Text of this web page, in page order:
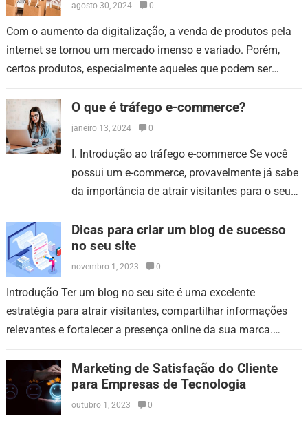
agosto 30, 2024 0
Com o aumento da digitalização, a venda de produtos pela
internet se tornou um mercado imenso e variado. Porém,
certos produtos, especialmente aqueles que podem ser
O que é tráfego e-commerce?
janeiro 13, 2024 0
I. Introdução ao tráfego e-commerce Se você
possui um e-commerce, provavelmente já sabe
da importância de atrair visitantes para o seu
conseguir vender…
Dicas para criar um blog de sucesso
no seu site
novembro 1, 2023 0
Introdução Ter um blog no seu site é uma excelente
estratégia para atrair visitantes, compartilhar informações
relevantes e fortalecer a presença online da sua marca.
Marketing de Satisfação do Cliente
para Empresas de Tecnologia
outubro 1, 2023 0